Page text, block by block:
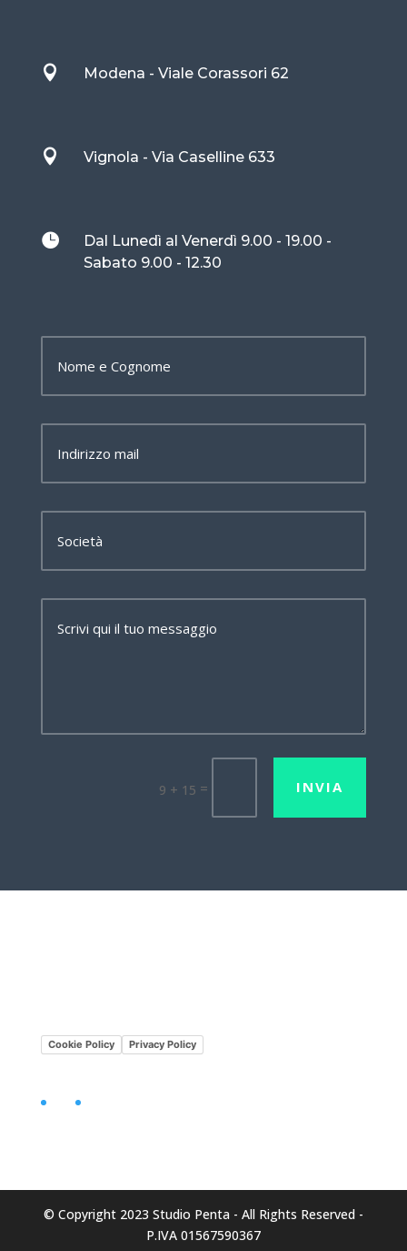
 Modena - Viale Corassori 62
 Vignola - Via Caselline 633

Dal Lunedì al Venerdì 9.00 - 19.00 -
Sabato 9.00 - 12.30
9 + 15 = INVIA
Cookie Policy Privacy Policy
Facebook
© Copyright 2023 Studio Penta - All Rights Reserved -
P.IVA 01567590367